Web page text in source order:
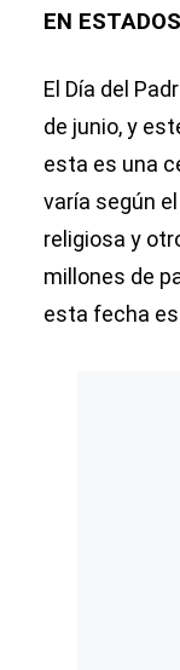
EN
El Día del
de junio, y
esta es una
varía según
religiosa y
millones de
esta fecha